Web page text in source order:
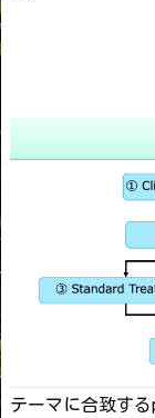
テーマに合致す